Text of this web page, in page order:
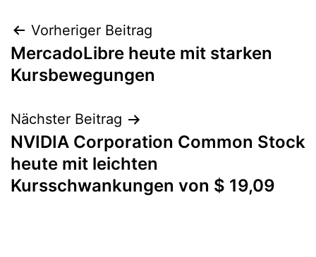
Beitragsnavigation
Vorheriger Beitrag
MercadoLibre heute mit starken
Kursbewegungen
Nächster Beitrag
NVIDIA Corporation Common Stock
heute mit leichten
Kursschwankungen von $ 19,09